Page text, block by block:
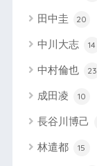
田中圭 20
中川大志 14
中村倫也 23
成田凌 10
長谷川博己
林遣都 15